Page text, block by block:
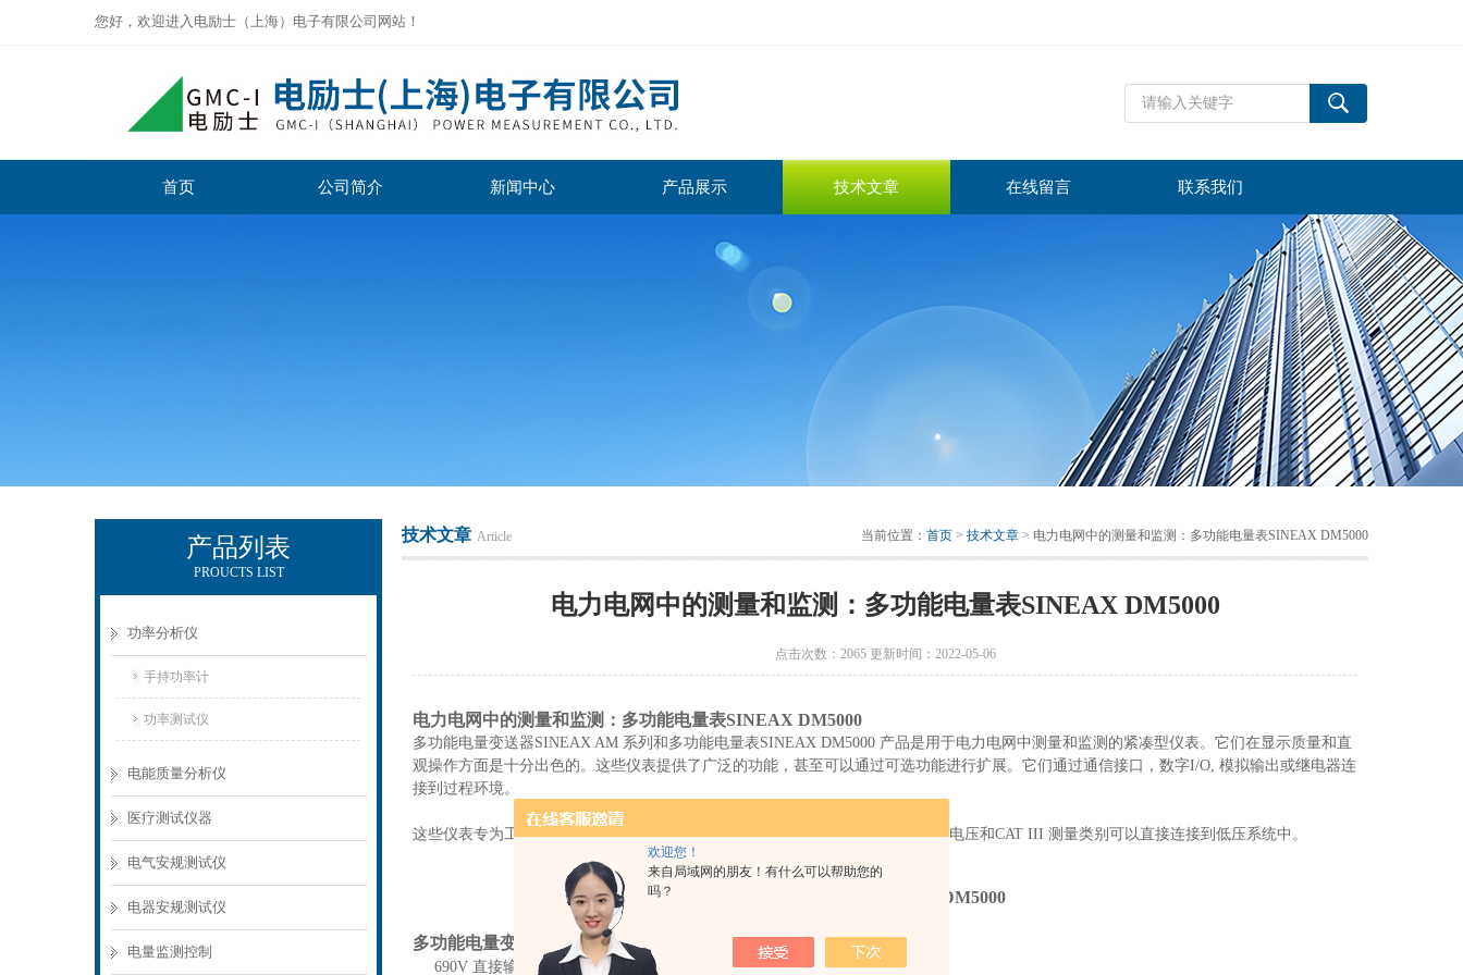
欢迎您！
来自局域网的朋友！有什么可以帮助您的
吗？
您好，欢迎进入电励士（上海）电子有限公司网站！
首页 公司简介 新闻中心 产品展示 技术文章 在线留言 联系我们
产品列表
PROUCTS LIST
功率分析仪
手持功率计
功率测试仪
电能质量分析仪
医疗测试仪器
电气安规测试仪
电器安规测试仪
电量监测控制
技术文章 Article 当前位置： 首页 > 技术文章 > 电力电网中的测量和监测：多功能电量表SINEAX DM5000
电力电网中的测量和监测：多功能电量表SINEAX DM5000
点击次数：2065 更新时间：2022-05-06
电力电网中的测量和监测：多功能电量表SINEAX DM5000
多功能电量变送器SINEAX AM 系列和多功能电量表SINEAX DM5000 产品是用于电力电网中测量和监测的紧凑型仪表。它们在显示质量和直
观操作方面是十分出色的。这些仪表提供了广泛的功能，甚至可以通过可选功能进行扩展。它们通过通信接口，数字I/O, 模拟输出或继电器连
接到过程环境。
这些仪表专为工业工厂，楼宇自动化或能源分配中使用而设计。高达690V的标称电压和CAT III 测量类别可以直接连接到低压系统中。
多功能电量表SINEAX DM5000
多功能电量变送器SINEAX AM系列
和多功能电量表SINEAX DM5000
690V 直接输入测量，CAT III 测量类别